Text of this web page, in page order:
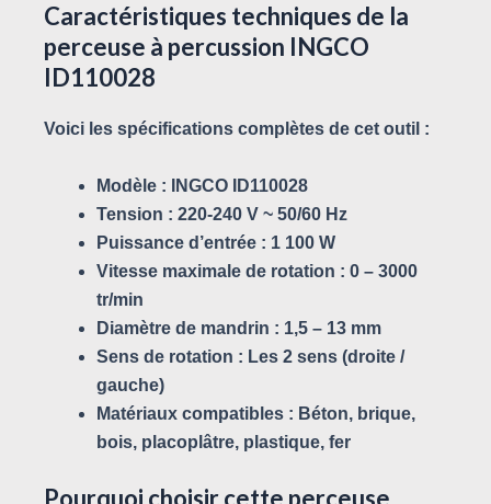
Caractéristiques techniques de la
perceuse à percussion INGCO
ID110028
Voici les spécifications complètes de cet outil :
Modèle : INGCO ID110028
Tension : 220-240 V ~ 50/60 Hz
Puissance d’entrée : 1 100 W
Vitesse maximale de rotation : 0 – 3000
tr/min
Diamètre de mandrin : 1,5 – 13 mm
Sens de rotation : Les 2 sens (droite /
gauche)
Matériaux compatibles : Béton, brique,
bois, placoplâtre, plastique, fer
Pourquoi choisir cette perceuse